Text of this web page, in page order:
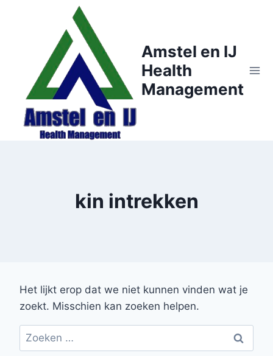
Amstel en IJ
Health
Management
kin intrekken
Het lijkt erop dat we niet kunnen vinden wat je
zoekt. Misschien kan zoeken helpen.
Zoeken
naar: